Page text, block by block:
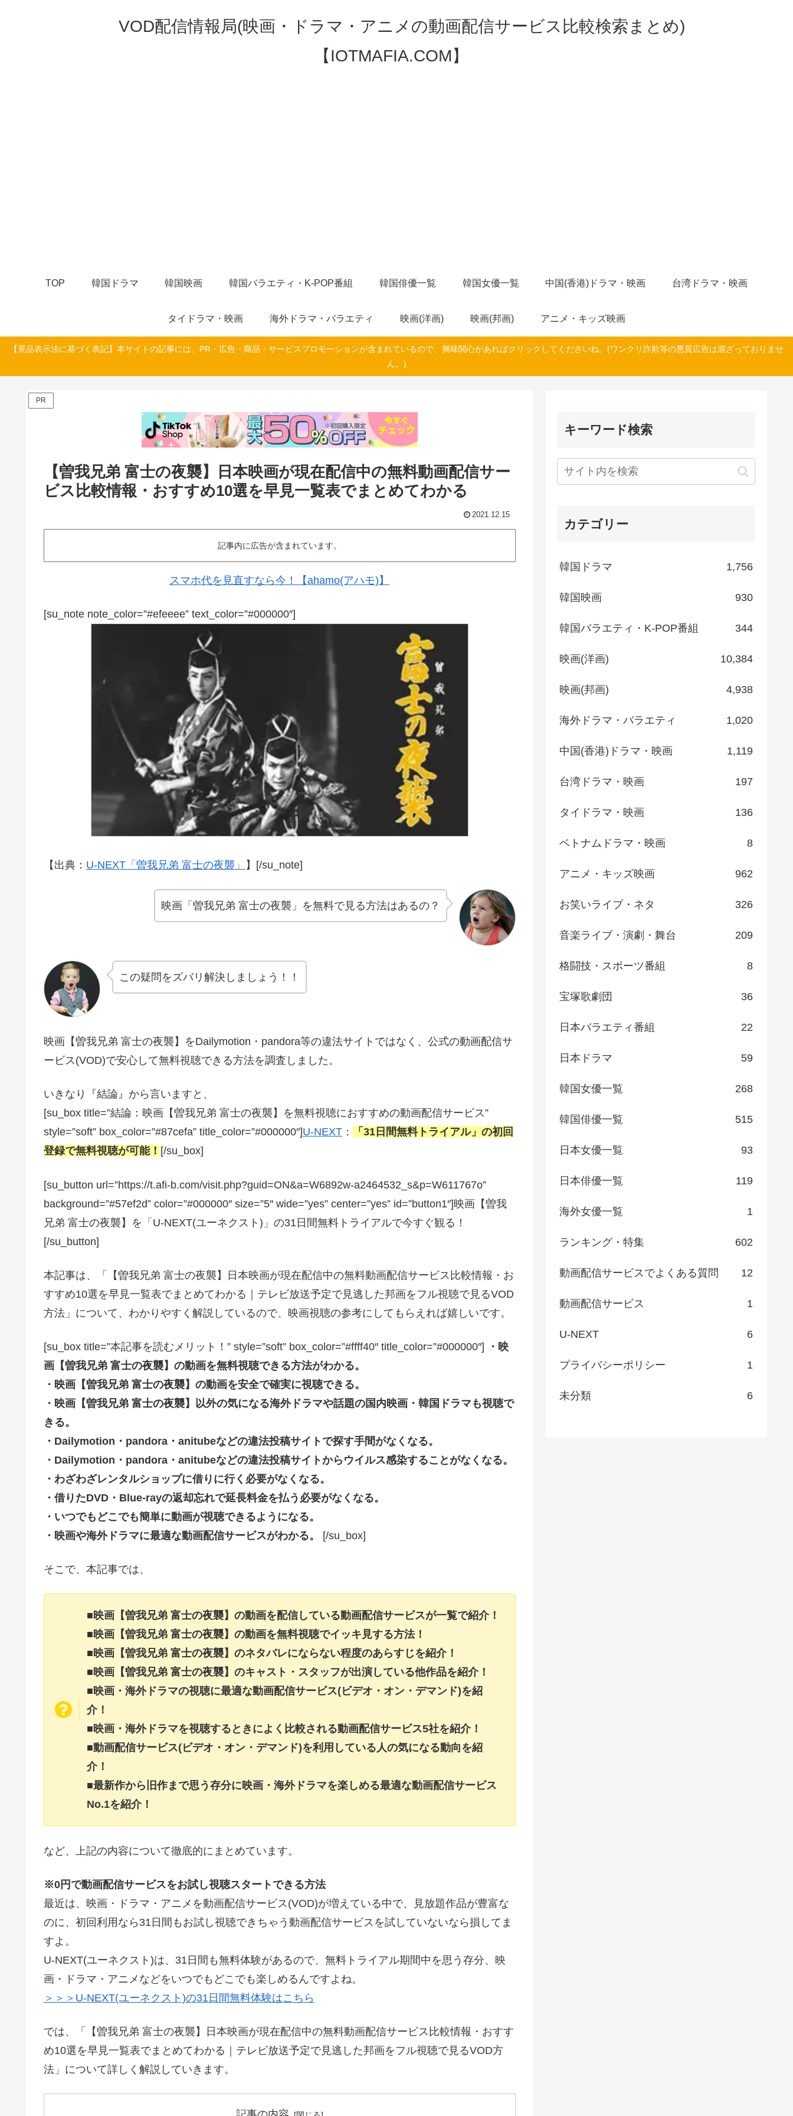
VOD配信情報局(映画・ドラマ・アニメの動画配信サービス比較検索まとめ)
【IOTMAFIA.COM】
TOP 韓国ドラマ 韓国映画 韓国バラエティ・K-POP番組 韓国俳優一覧 韓国女優一覧 中国(香港)ドラマ・映画 台湾ドラマ・映画
タイドラマ・映画 海外ドラマ・バラエティ 映画(洋画) 映画(邦画) アニメ・キッズ映画
【景品表示法に基づく表記】本サイトの記事には、PR・広告・商品・サービスプロモーションが含まれているので、興味関心があればクリックしてくださいね。(ワンクリ詐欺等の悪質広告は混ざっておりませ
ん。)
PR
【曽我兄弟 富士の夜襲】日本映画が現在配信中の無料動画配信サー
ビス比較情報・おすすめ10選を早見一覧表でまとめてわかる
2021.12.15
記事内に広告が含まれています。
スマホ代を見直すなら今！【ahamo(アハモ)】
[su_note note_color=”#efeeee” text_color=”#000000″]
【出典： U-NEXT「曽我兄弟 富士の夜襲」 】[/su_note]
映画「曽我兄弟 富士の夜襲」を無料で見る方法はあるの？
この疑問をズバリ解決しましょう！！
映画【曽我兄弟 富士の夜襲】をDailymotion・pandora等の違法サイトではなく、公式の動画配信サ
ービス(VOD)で安心して無料視聴できる方法を調査しました。
いきなり『結論』から言いますと、
[su_box title=”結論：映画【曽我兄弟 富士の夜襲】を無料視聴におすすめの動画配信サービス”
style=”soft” box_color=”#87cefa” title_color=”#000000″]U-NEXT ：
「31日間無料トライアル」の初回
登録で無料視聴が可能！ [/su_box]
[su_button url=”https://t.afi-b.com/visit.php?guid=ON&a=W6892w-a2464532_s&p=W611767o”
background=”#57ef2d” color=”#000000″ size=”5″ wide=”yes” center=”yes” id=”button1″]映画【曽我
兄弟 富士の夜襲】を「U-NEXT(ユーネクスト)」の31日間無料トライアルで今すぐ観る！
[/su_button]
本記事は、「【曽我兄弟 富士の夜襲】日本映画が現在配信中の無料動画配信サービス比較情報・お
すすめ10選を早見一覧表でまとめてわかる｜テレビ放送予定で見逃した邦画をフル視聴で見るVOD
方法」について、わかりやすく解説しているので、映画視聴の参考にしてもらえれば嬉しいです。
[su_box title=”本記事を読むメリット！” style=”soft” box_color=”#ffff40″ title_color=”#000000″]
・映
画【曽我兄弟 富士の夜襲】の動画を無料視聴できる方法がわかる。
・映画【曽我兄弟 富士の夜襲】の動画を安全で確実に視聴できる。
・映画【曽我兄弟 富士の夜襲】以外の気になる海外ドラマや話題の国内映画・韓国ドラマも視聴で
きる。
・Dailymotion・pandora・anitubeなどの違法投稿サイトで探す手間がなくなる。
・Dailymotion・pandora・anitubeなどの違法投稿サイトからウイルス感染することがなくなる。
・わざわざレンタルショップに借りに行く必要がなくなる。
・借りたDVD・Blue-rayの返却忘れで延長料金を払う必要がなくなる。
・いつでもどこでも簡単に動画が視聴できるようになる。
・映画や海外ドラマに最適な動画配信サービスがわかる。
[/su_box]
そこで、本記事では、
■映画【曽我兄弟 富士の夜襲】の動画を配信している動画配信サービスが一覧で紹介！
■映画【曽我兄弟 富士の夜襲】の動画を無料視聴でイッキ見する方法！
■映画【曽我兄弟 富士の夜襲】のネタバレにならない程度のあらすじを紹介！
■映画【曽我兄弟 富士の夜襲】のキャスト・スタッフが出演している他作品を紹介！
■映画・海外ドラマの視聴に最適な動画配信サービス(ビデオ・オン・デマンド)を紹
介！
■映画・海外ドラマを視聴するときによく比較される動画配信サービス5社を紹介！
■動画配信サービス(ビデオ・オン・デマンド)を利用している人の気になる動向を紹
介！
■最新作から旧作まで思う存分に映画・海外ドラマを楽しめる最適な動画配信サービス
No.1を紹介！
など、上記の内容について徹底的にまとめています。
※0円で動画配信サービスをお試し視聴スタートできる方法
最近は、映画・ドラマ・アニメを動画配信サービス(VOD)が増えている中で、見放題作品が豊富な
のに、初回利用なら31日間もお試し視聴できちゃう動画配信サービスを試していないなら損してま
すよ。
U-NEXT(ユーネクスト)は、31日間も無料体験があるので、無料トライアル期間中を思う存分、映
画・ドラマ・アニメなどをいつでもどこでも楽しめるんですよね。
＞＞＞U-NEXT(ユーネクスト)の31日間無料体験はこちら
では、「【曽我兄弟 富士の夜襲】日本映画が現在配信中の無料動画配信サービス比較情報・おすす
め10選を早見一覧表でまとめてわかる｜テレビ放送予定で見逃した邦画をフル視聴で見るVOD方
法」について詳しく解説していきます。
キーワード検索
カテゴリー
韓国ドラマ 1,756
韓国映画 930
韓国バラエティ・K-POP番組 344
映画(洋画) 10,384
映画(邦画) 4,938
海外ドラマ・バラエティ 1,020
中国(香港)ドラマ・映画 1,119
台湾ドラマ・映画 197
タイドラマ・映画 136
ベトナムドラマ・映画 8
アニメ・キッズ映画 962
お笑いライブ・ネタ 326
音楽ライブ・演劇・舞台 209
格闘技・スポーツ番組 8
宝塚歌劇団 36
日本バラエティ番組 22
日本ドラマ 59
韓国女優一覧 268
韓国俳優一覧 515
日本女優一覧 93
日本俳優一覧 119
海外女優一覧 1
ランキング・特集 602
動画配信サービスでよくある質問 12
動画配信サービス 1
U-NEXT 6
プライバシーポリシー 1
未分類 6